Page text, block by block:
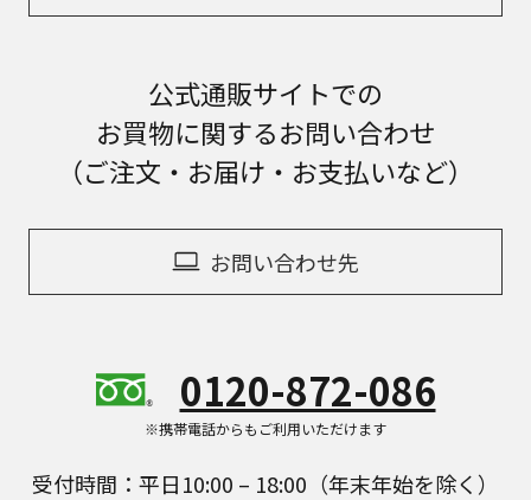
公式通販サイトでの
お買物に関するお問い合わせ
（ご注文・お届け・お支払いなど）
お問い合わせ先
0120-872-086
※携帯電話からもご利用いただけます
受付時間：平日10:00 – 18:00（年末年始を除く）